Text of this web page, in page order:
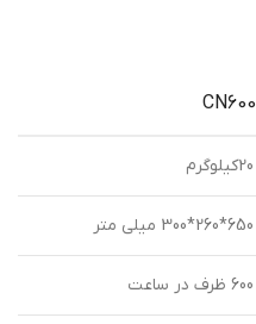
CN600
20کیلوگرم
650*260*300 میلی متر
600 ظرف در ساعت